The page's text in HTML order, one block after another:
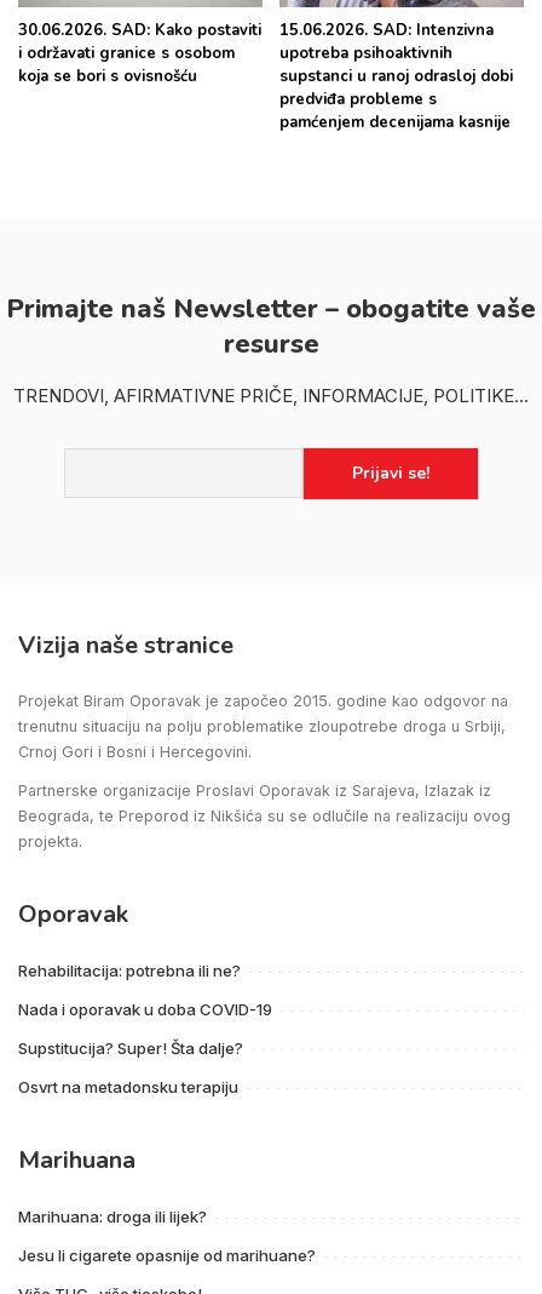
30.06.2026. SAD: Kako postaviti
i održavati granice s osobom
koja se bori s ovisnošću
15.06.2026. SAD: Intenzivna
upotreba psihoaktivnih
supstanci u ranoj odrasloj dobi
predviđa probleme s
pamćenjem decenijama kasnije
Primajte naš Newsletter – obogatite vaše
resurse
TRENDOVI, AFIRMATIVNE PRIČE, INFORMACIJE, POLITIKE...
Vizija naše stranice
Projekat Biram Oporavak je započeo 2015. godine kao odgovor na
trenutnu situaciju na polju problematike zloupotrebe droga u Srbiji,
Crnoj Gori i Bosni i Hercegovini.
Partnerske organizacije Proslavi Oporavak iz Sarajeva, Izlazak iz
Beograda, te Preporod iz Nikšića su se odlučile na realizaciju ovog
projekta.
Oporavak
Rehabilitacija: potrebna ili ne?
Nada i oporavak u doba COVID-19
Supstitucija? Super! Šta dalje?
Osvrt na metadonsku terapiju
Marihuana
Marihuana: droga ili lijek?
Jesu li cigarete opasnije od marihuane?